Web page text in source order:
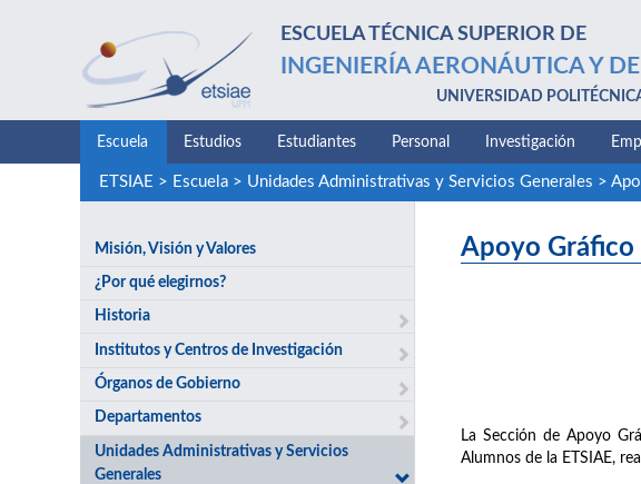
ESCUELA TÉCNICA SUPERIOR DE
INGENIERÍA AERONÁUTICA Y
UNIVERSIDAD
Escuela Estudios Estudiantes Personal Investigación
ETSIAE > Escuela> Unidades Administrativas y Servicios Generales >
Misión, Visión y Valores
¿Por qué elegirnos?
Historia
Institutos y Centros de Investigación
Órganos de Gobierno
Departamentos
Unidades Administrativas y Servicios
Generales
Apoyo Gráfico
La Sección de Apoyo
Alumnos de la ETSIAE,